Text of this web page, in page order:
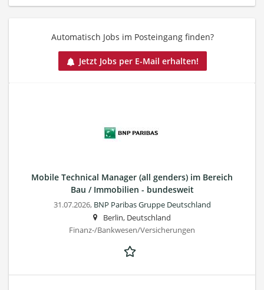
Automatisch Jobs im Posteingang finden?
Jetzt Jobs per E-Mail erhalten!
Mobile Technical Manager (all genders) im Bereich
Bau / Immobilien - bundesweit
31.07.2026, BNP Paribas Gruppe Deutschland
Berlin, Deutschland
Finanz-/Bankwesen/Versicherungen